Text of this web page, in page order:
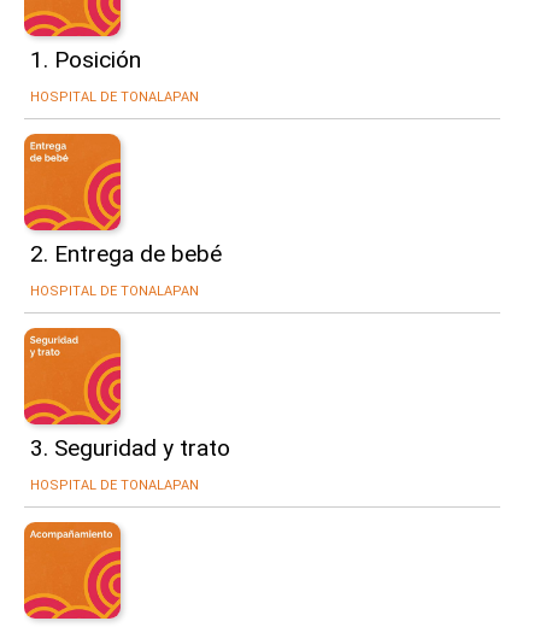
1. Posición
HOSPITAL DE TONALAPAN
2. Entrega de bebé
HOSPITAL DE TONALAPAN
3. Seguridad y trato
HOSPITAL DE TONALAPAN